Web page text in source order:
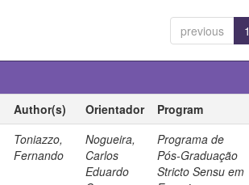
previous 1
Author(s) Orientador Program
Toniazzo,
Fernando
Nogueira,
Carlos
Eduardo
Programa de
Pós-Graduação
Stricto Sensu em